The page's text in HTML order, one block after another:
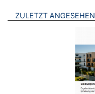
ZULETZT ANGESEHEN